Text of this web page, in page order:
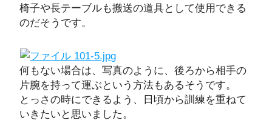
椅子や長テーブルも搬送の道具として使用できる
のだそうです。
何もない場合は、写真のように、後ろから相手の
片腕を持って運ぶという方法もあるそうです。
とっさの時にできるよう、日頃から訓練を重ねて
いきたいと思いました。